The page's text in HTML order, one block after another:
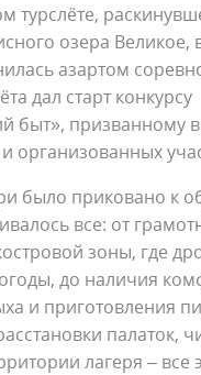
турслёте,
озера Великое,
азартом
дал старт конкурсу
быт», призванному
организованных
было приковано к
все: от
зоны, где
до наличия
и приготовления
палаток,
лагеря – все